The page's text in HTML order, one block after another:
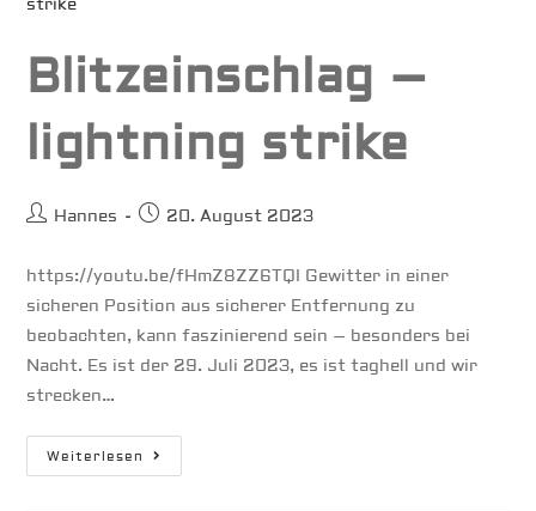
Blitzeinschlag –
lightning strike
Beitrags-
Hannes
Beitrag
20. August 2023
https://youtu.be/fHmZ8ZZ6TQI Gewitter in einer
sicheren Position aus sicherer Entfernung zu
beobachten, kann faszinierend sein – besonders bei
Nacht. Es ist der 29. Juli 2023, es ist taghell und wir
strecken…
Weiterlesen Blitzeinschlag
–